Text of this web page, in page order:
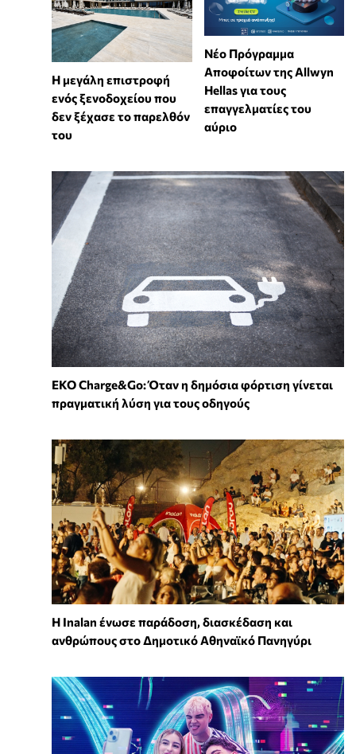
Η μεγάλη επιστροφή
ενός ξενοδοχείου που
δεν ξέχασε το παρελθόν
του
Νέο Πρόγραμμα
Αποφοίτων της Allwyn
Hellas για τους
επαγγελματίες του
αύριο
EKO Charge&Go: Όταν η δημόσια φόρτιση γίνεται
πραγματική λύση για τους οδηγούς
Η Inalan ένωσε παράδοση, διασκέδαση και
ανθρώπους στο Δημοτικό Αθηναϊκό Πανηγύρι